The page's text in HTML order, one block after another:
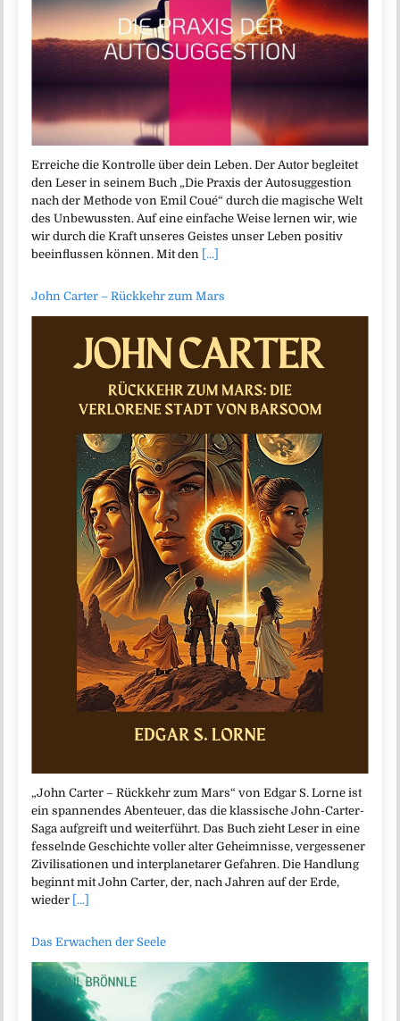
Erreiche die Kontrolle über dein Leben. Der Autor begleitet
den Leser in seinem Buch „Die Praxis der Autosuggestion
nach der Methode von Emil Coué“ durch die magische Welt
des Unbewussten. Auf eine einfache Weise lernen wir, wie
wir durch die Kraft unseres Geistes unser Leben positiv
beeinflussen können. Mit den [...]
John Carter – Rückkehr zum Mars
„John Carter – Rückkehr zum Mars“ von Edgar S. Lorne ist
ein spannendes Abenteuer, das die klassische John-Carter-
Saga aufgreift und weiterführt. Das Buch zieht Leser in eine
fesselnde Geschichte voller alter Geheimnisse, vergessener
Zivilisationen und interplanetarer Gefahren. Die Handlung
beginnt mit John Carter, der, nach Jahren auf der Erde,
wieder [...]
Das Erwachen der Seele